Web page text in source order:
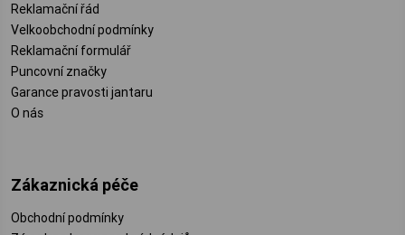
Reklamační řád
Velkoobchodní podmínky
Reklamační formulář
Puncovní značky
Garance pravosti jantaru
O nás
Zákaznická péče
Obchodní podmínky